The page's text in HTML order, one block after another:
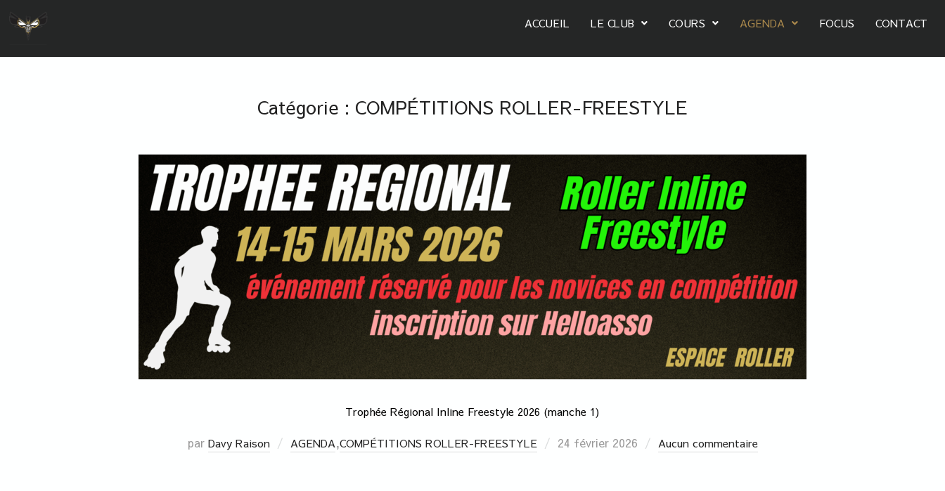
ACCUEIL LE CLUB COURS AGENDA FOCUS CONTACT
Catégorie : COMPÉTITIONS ROLLER-FREESTYLE
Trophée Régional Inline Freestyle 2026 (manche 1)
par Davy Raison AGENDA,COMPÉTITIONS ROLLER-FREESTYLE 24 février 2026 Aucun commentaire